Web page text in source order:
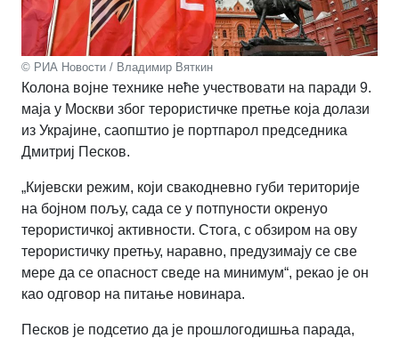
© РИА Новости / Владимир Вяткин
Колона војне технике неће учествовати на паради 9.
маја у Москви због терористичке претње која долази
из Украјине, саопштио је портпарол председника
Дмитриј Песков.
„Кијевски режим, који свакодневно губи територије
на бојном пољу, сада се у потпуности окренуо
терористичкој активности. Стога, с обзиром на ову
терористичку претњу, наравно, предузимају се све
мере да се опасност сведе на минимум“, рекао је он
као одговор на питање новинара.
Песков је подсетио да је прошлогодишња парада,